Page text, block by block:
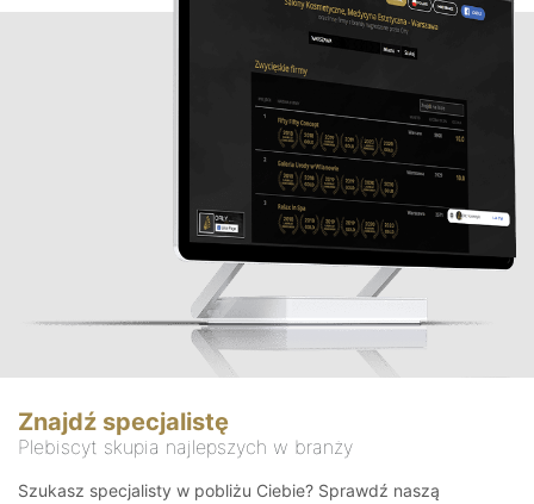
Znajdź specjalistę
Plebiscyt skupia najlepszych w branży
Szukasz specjalisty w pobliżu Ciebie? Sprawdź naszą